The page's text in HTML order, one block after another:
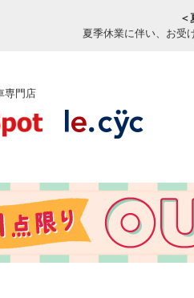
夏季休業に伴い、お受
専門店